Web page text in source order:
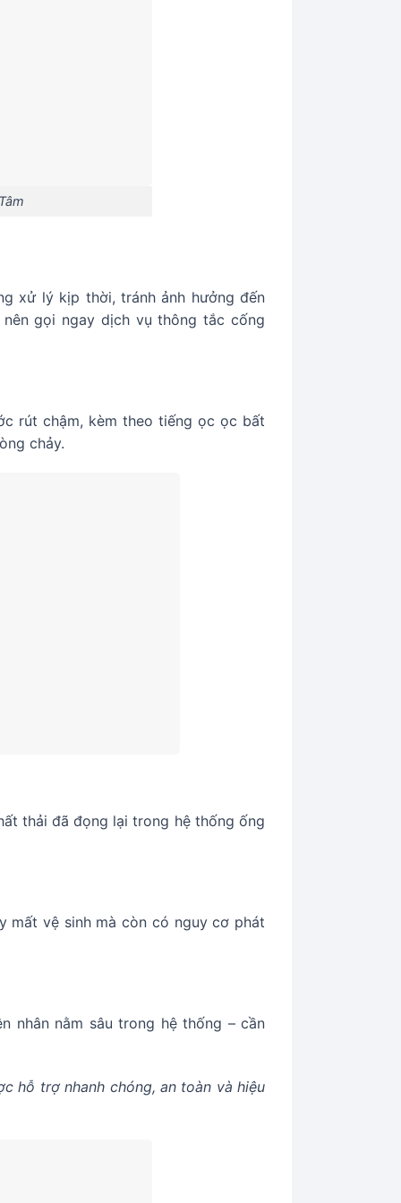
xử lý kịp thời, tránh ảnh hưởng đến
gọi ngay dịch vụ thông tắc cống
rút chậm, kèm theo tiếng ọc ọc bất
chảy.
thải đã đọng lại trong hệ thống ống
mất vệ sinh mà còn có nguy cơ phát
nhân nằm sâu trong hệ thống – cần
hỗ trợ nhanh chóng, an toàn và hiệu